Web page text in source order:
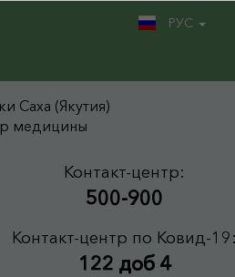
РУС
Саха (Якутия)
медицины
Контакт-центр:
500-900
Контакт-центр по Ковид-19:
122 доб 4